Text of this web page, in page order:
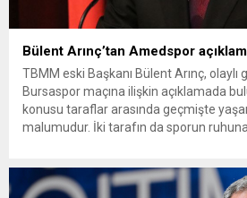
Bülent Arınç’tan Amedspor
TBMM eski Başkanı Bülent Arınç,
Bursaspor maçına ilişkin açıklamada
konusu taraflar arasında geçmişte
malumudur. İki tarafın da sporun ruhuna
olabilir. Ancak Pazar günü...